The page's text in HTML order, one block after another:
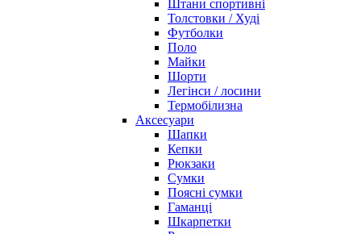
Штани спортивні
Толстовки / Худі
Футболки
Поло
Майки
Шорти
Легінси / лосини
Термобілизна
Аксесуари
Шапки
Кепки
Рюкзаки
Сумки
Поясні сумки
Гаманці
Шкарпетки